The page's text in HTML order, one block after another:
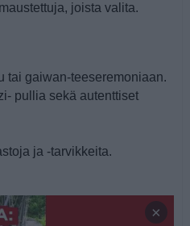
joista valita.
tai gaiwan-teeseremoniaan.
pullia sekä autenttiset
ja -tarvikkeita.
×